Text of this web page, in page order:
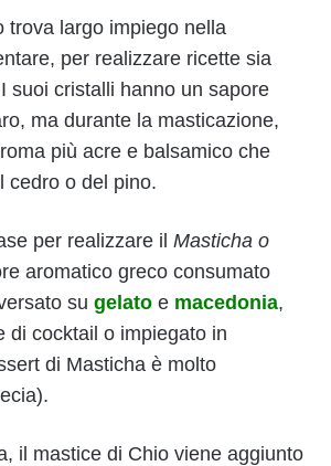
trova largo impiego nella
per realizzare ricette sia
suoi cristalli hanno un sapore
ma durante la masticazione,
più acre e balsamico che
cedro o del pino.
per realizzare il Masticha o
aromatico greco consumato
su gelato e macedonia,
di cocktail o impiegato in
di Masticha è molto
il mastice di Chio viene aggiunto